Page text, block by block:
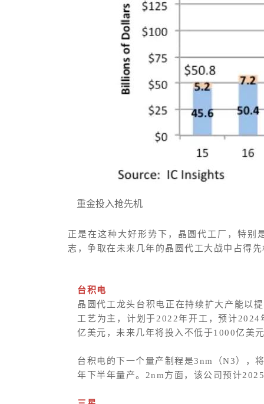
重金投入抢先机
正是在这种大好形势下，晶圆代工厂，特
志，争取在未来几年的晶圆代工大战中占得
台积电
晶圆代工龙头台积电正在持续扩大产能以
工艺为主，计划于2022年开工，预计
亿美元，未来几年将投入不低于1000亿美
台积电的下一个量产制程是3nm（N3），
年下半年量产。2nm方面，该公司预计